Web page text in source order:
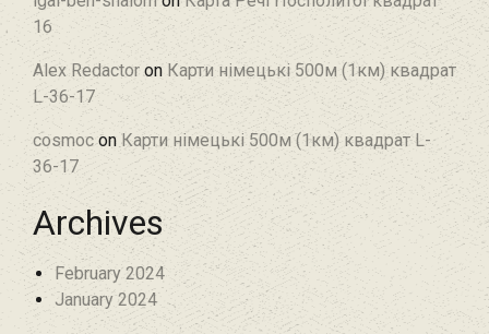
16
Alex Redactor on Карти німецькі 500м (1км) квадрат
L-36-17
cosmoc on Карти німецькі 500м (1км) квадрат L-
36-17
Archives
February 2024
January 2024